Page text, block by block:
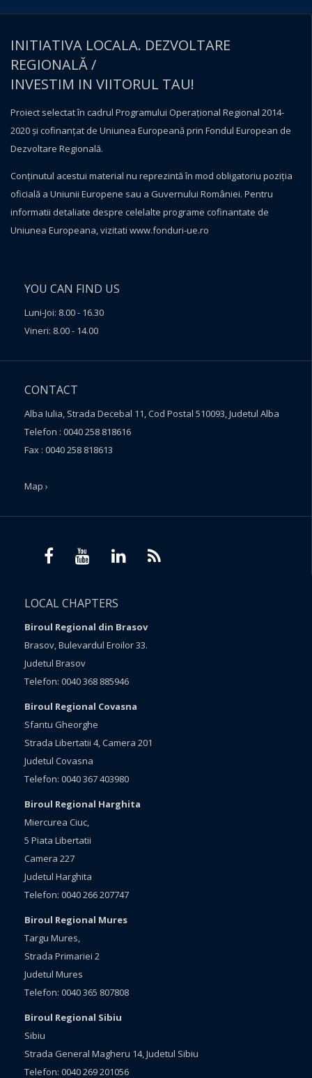
INITIATIVA LOCALA. DEZVOLTARE
REGIONALĂ /
INVESTIM IN VIITORUL TAU!
Proiect selectat în cadrul Programului Operațional Regional 2014-
2020 și cofinanțat de Uniunea Europeană prin Fondul European de
Dezvoltare Regională.
Conţinutul acestui material nu reprezintă în mod obligatoriu poziţia
oficială a Uniunii Europene sau a Guvernului României. Pentru
informatii detaliate despre celelalte programe cofinantate de
Uniunea Europeana, vizitati www.fonduri-ue.ro
YOU CAN FIND US
Luni-Joi: 8.00 - 16.30
Vineri: 8.00 - 14.00
CONTACT
Alba Iulia, Strada Decebal 11, Cod Postal 510093, Judetul Alba
Telefon : 0040 258 818616
Fax : 0040 258 818613
Map ›
LOCAL CHAPTERS
Biroul Regional din Brasov
Brasov, Bulevardul Eroilor 33.
Judetul Brasov
Telefon: 0040 368 885946
Biroul Regional Covasna
Sfantu Gheorghe
Strada Libertatii 4, Camera 201
Judetul Covasna
Telefon: 0040 367 403980
Biroul Regional Harghita
Miercurea Ciuc,
5 Piata Libertatii
Camera 227
Judetul Harghita
Telefon: 0040 266 207747
Biroul Regional Mures
Targu Mures,
Strada Primariei 2
Judetul Mures
Telefon: 0040 365 807808
Biroul Regional Sibiu
Sibiu
Strada General Magheru 14, Judetul Sibiu
Telefon: 0040 269 201056